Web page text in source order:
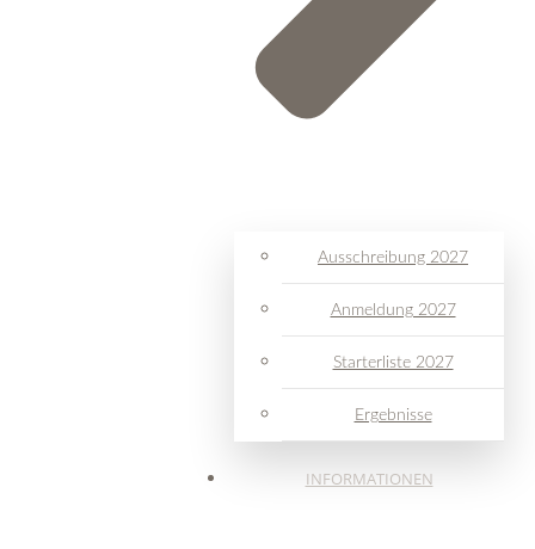
Ausschreibung 2027
Anmeldung 2027
Starterliste 2027
Ergebnisse
INFORMATIONEN